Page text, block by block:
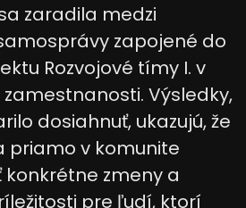
zaradila medzi
zapojené do
Rozvojové tímy I. v
Výsledky,
dosiahnuť, ukazujú, že
v komunite
zmeny a
pre ľudí, ktorí